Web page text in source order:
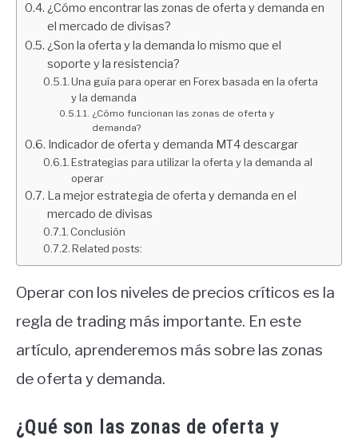
¿Cómo encontrar las zonas de oferta y demanda en
el mercado de divisas?
¿Son la oferta y la demanda lo mismo que el
soporte y la resistencia?
Una guía para operar en Forex basada en la oferta
y la demanda
¿Cómo funcionan las zonas de oferta y
demanda?
Indicador de oferta y demanda MT4 descargar
Estrategias para utilizar la oferta y la demanda al
operar
La mejor estrategia de oferta y demanda en el
mercado de divisas
Conclusión
Related posts:
Operar con los niveles de precios críticos es la
regla de trading más importante. En este
artículo, aprenderemos más sobre las zonas
de oferta y demanda.
¿Qué son las zonas de oferta y